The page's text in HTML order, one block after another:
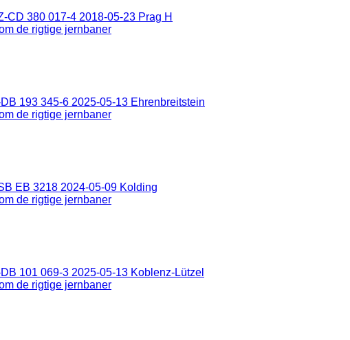
CD 380 017-4 2018-05-23 Prag H
de rigtige jernbaner
193 345-6 2025-05-13 Ehrenbreitstein
de rigtige jernbaner
EB 3218 2024-05-09 Kolding
de rigtige jernbaner
101 069-3 2025-05-13 Koblenz-Lützel
de rigtige jernbaner